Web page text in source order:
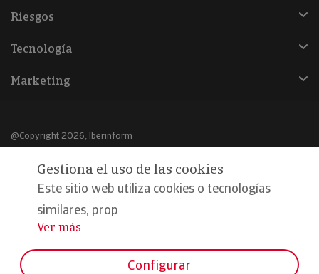
Riesgos
Tecnología
Marketing
@Copyright 2026, Iberinform
Aviso legal
Política de cookies
Declaración de privacidad
Gestiona el uso de las cookies
Este sitio web utiliza cookies o tecnologías
similares, prop
...
Ver más
Configurar